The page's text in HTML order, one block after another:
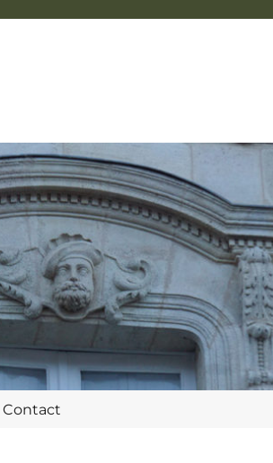
Contact